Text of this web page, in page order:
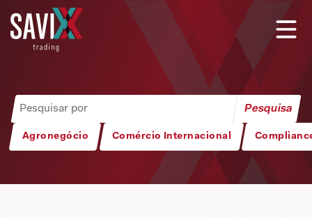
Agronegócio Comércio Internacional